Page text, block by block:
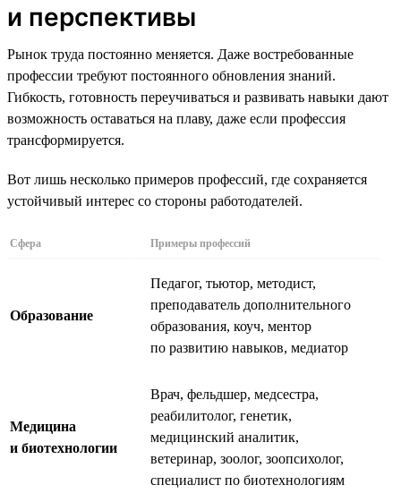
и перспективы
Рынок труда постоянно меняется. Даже востребованные
профессии требуют постоянного обновления знаний.
Гибкость, готовность переучиваться и развивать навыки дают
возможность оставаться на плаву, даже если профессия
трансформируется.
Вот лишь несколько примеров профессий, где сохраняется
устойчивый интерес со стороны работодателей.
Сфера Примеры профессий
Образование
Педагог, тьютор, методист,
преподаватель дополнительного
образования, коуч, ментор
по развитию навыков, медиатор
Медицина
и биотехнологии
Врач, фельдшер, медсестра,
реабилитолог, генетик,
медицинский аналитик,
ветеринар, зоолог, зоопсихолог,
специалист по биотехнологиям